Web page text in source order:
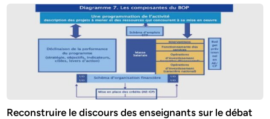
Reconstruire le discours des enseignants sur le débat